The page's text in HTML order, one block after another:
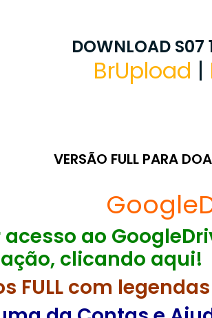
DOWNLOAD
BrUpload |
VERSÃO FULL PARA
acesso ao
clicando aqui!
FULL com